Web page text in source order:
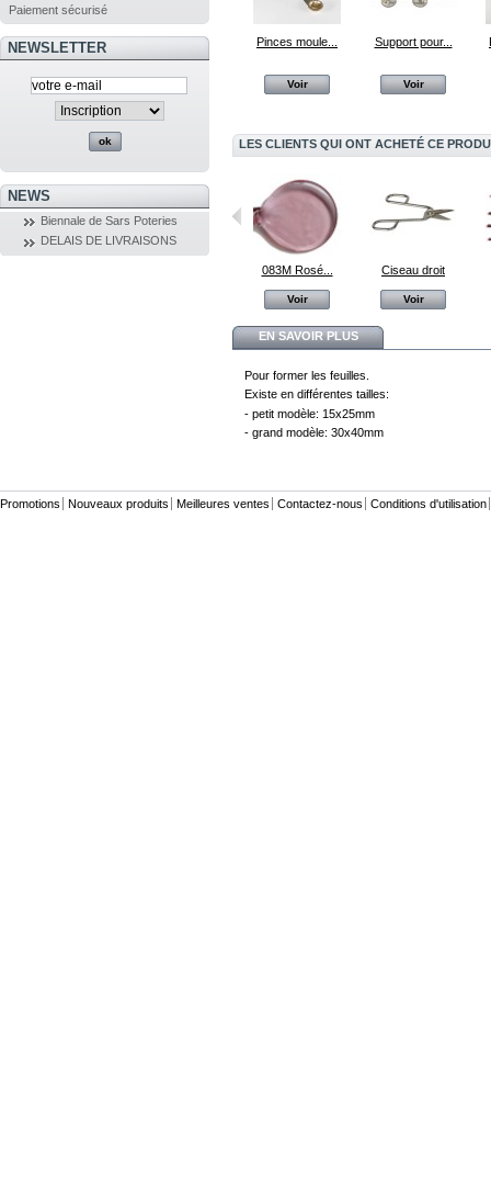
Paiement sécurisé
NEWSLETTER
NEWS
Biennale de Sars Poteries
DELAIS DE LIVRAISONS
Pinces moule...
Voir
Support pour...
Voir
LES CLIENTS QUI ONT ACHETÉ CE
083M Rosé...
Voir
Ciseau droit
Voir
EN SAVOIR PLUS
Pour former les feuilles.
Existe en différentes tailles:
- petit modèle: 15x25mm
- grand modèle: 30x40mm
Promotions Nouveaux produits Meilleures ventes Contactez-nous Conditions d'utilisation